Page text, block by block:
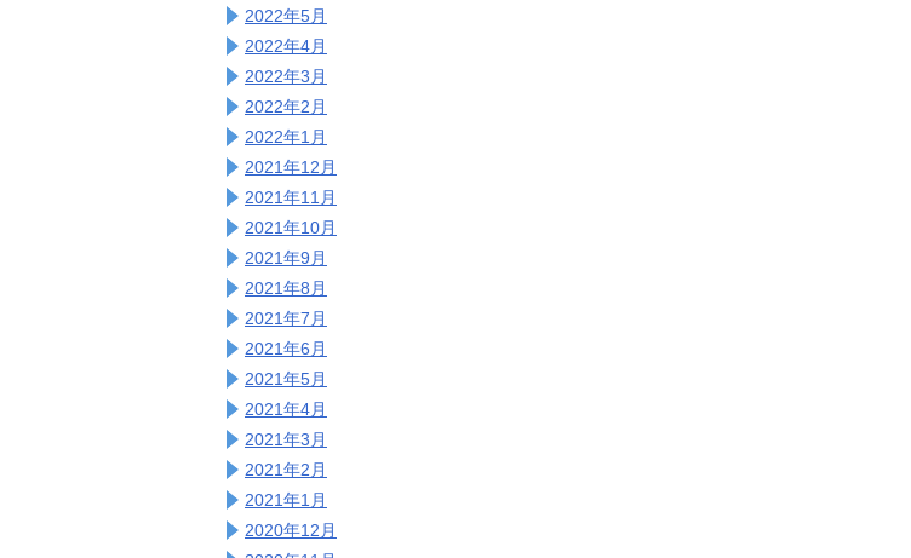
2022年5月
2022年4月
2022年3月
2022年2月
2022年1月
2021年12月
2021年11月
2021年10月
2021年9月
2021年8月
2021年7月
2021年6月
2021年5月
2021年4月
2021年3月
2021年2月
2021年1月
2020年12月